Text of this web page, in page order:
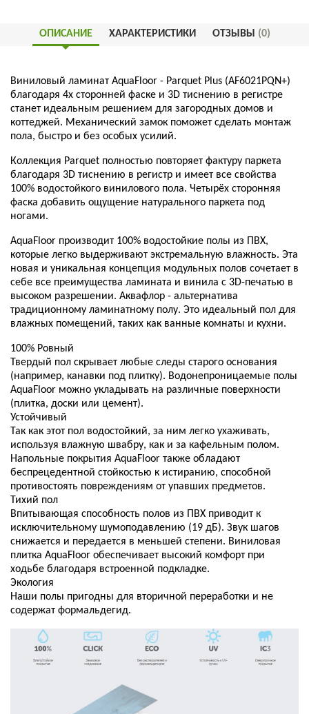
ОПИСАНИЕ ХАРАКТЕРИСТИКИ ОТЗЫВЫ (0)
Виниловый ламинат AquaFloor - Parquet Plus (AF6021PQN+)
благодаря 4х сторонней фаске и 3D тиснению в регистре
станет идеальным решением для загородных домов и
коттеджей. Механический замок поможет сделать монтаж
пола, быстро и без особых усилий.
Коллекция Parquet полностью повторяет фактуру паркета
благодаря 3D тиснению в регистр и имеет все свойства
100% водостойкого винилового пола. Четырёх сторонняя
фаска добавить ощущение натурального паркета под
ногами.
AquaFloor производит 100% водостойкие полы из ПВХ,
которые легко выдерживают экстремальную влажность. Эта
новая и уникальная концепция модульных полов сочетает в
себе все преимущества ламината и винила с 3D-печатью в
высоком разрешении. Аквафлор - альтернатива
традиционному ламинатному полу. Это идеальный пол для
влажных помещений, таких как ванные комнаты и кухни.
100% Ровный
Твердый пол скрывает любые следы старого основания
(например, канавки под плитку). Водонепроницаемые полы
AquaFloor можно укладывать на различные поверхности
(плитка, доски или цемент).
Устойчивый
Так как этот пол водостойкий, за ним легко ухаживать,
используя влажную швабру, как и за кафельным полом.
Напольные покрытия AquaFloor также обладают
беспрецедентной стойкостью к истиранию, способной
противостоять повреждениям от упавших предметов.
Тихий пол
Впитывающая способность полов из ПВХ приводит к
исключительному шумоподавлению (19 дБ). Звук шагов
снижается и передается в меньшей степени. Виниловая
плитка AquaFloor обеспечивает высокий комфорт при
ходьбе благодаря встроенной подкладке.
Экология
Наши полы пригодны для вторичной переработки и не
содержат формальдегид.